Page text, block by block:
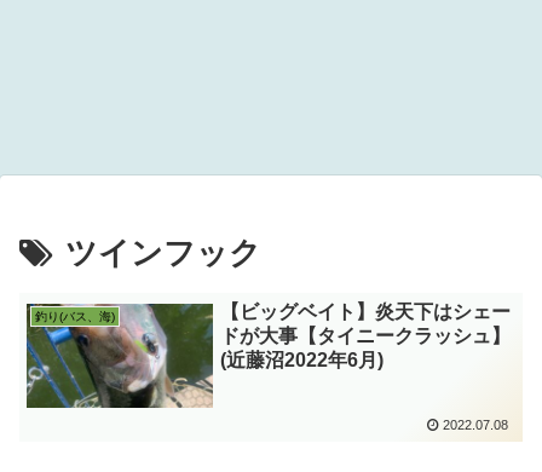
ツインフック
釣り(バス、海)
【ビッグベイト】炎天下はシェー
ドが大事【タイニークラッシュ】
(近藤沼2022年6月)
2022.07.08